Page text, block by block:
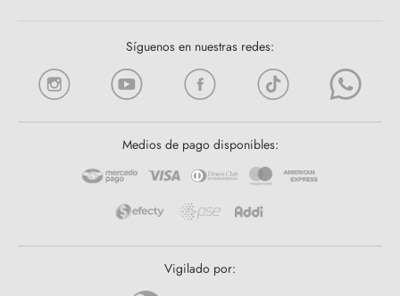
Síguenos en nuestras redes:
Medios de pago disponibles:
Vigilado por: